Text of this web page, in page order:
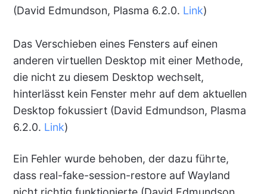
(David Edmundson, Plasma 6.2.0. Link)
Das Verschieben eines Fensters auf einen
anderen virtuellen Desktop mit einer Methode,
die nicht zu diesem Desktop wechselt,
hinterlässt kein Fenster mehr auf dem aktuellen
Desktop fokussiert (David Edmundson, Plasma
6.2.0. Link)
Ein Fehler wurde behoben, der dazu führte,
dass real-fake-session-restore auf Wayland